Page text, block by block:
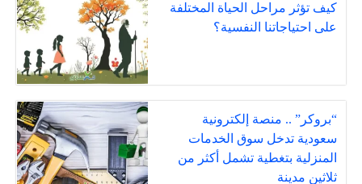
كيف تؤثر مراحل الحياة المختلفة
على احتياجاتنا النفسية؟
“بروكر” .. منصة إلكترونية
سعودية تدخل سوق الخدمات
المنزلية بتغطية تشمل أكثر من
ثلاثين مدينة